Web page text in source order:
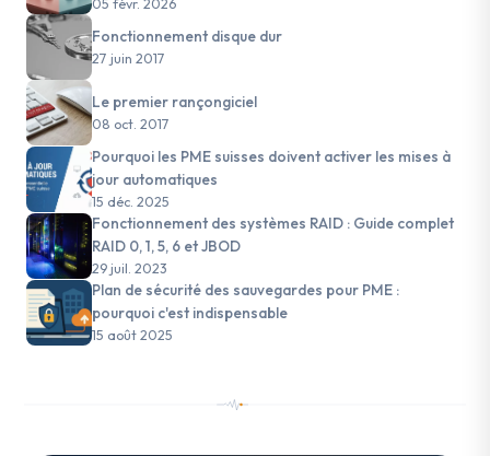
05 févr. 2026
Fonctionnement disque dur
27 juin 2017
Le premier rançongiciel
08 oct. 2017
Pourquoi les PME suisses doivent activer les mises à
jour automatiques
15 déc. 2025
Fonctionnement des systèmes RAID : Guide complet
RAID 0, 1, 5, 6 et JBOD
29 juil. 2023
Plan de sécurité des sauvegardes pour PME :
pourquoi c'est indispensable
15 août 2025